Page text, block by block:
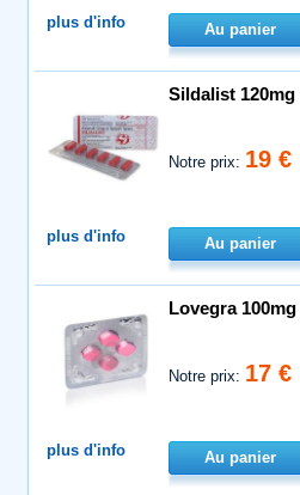
plus d'info Au panier
Sildalist 120mg
Notre prix: 19 €
plus d'info Au panier
Lovegra 100mg
Notre prix: 17 €
plus d'info Au panier